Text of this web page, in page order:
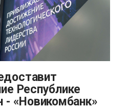
Республике
- «Новикомбанк»